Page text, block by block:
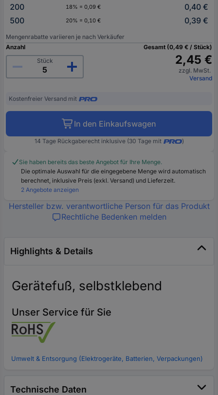
200
18% = 0,09 €
0,40 €
500
20% = 0,10 € 0,39 €
Mengenrabatte variieren je nach Verkäufer
Anzahl
Stück
Gesamt (0,49 € / Stück)
2,45 €
zzgl. MwSt.
Versand
Kostenfreier Versand mit
In den Einkaufswagen
14 Tage Rückgaberecht inklusive (30 Tage mit )
Sie haben bereits das beste Angebot für Ihre Menge.
Die optimale Auswahl für die eingegebene Menge wird automatisch
berechnet, inklusive Preis (exkl. Versand) und Lieferzeit.
2 Angebote anzeigen
Hersteller bzw. verantwortliche Person für das Produkt
Rechtliche Bedenken melden
Highlights & Details
Gerätefuß, selbstklebend
Unser Service für Sie
Umwelt & Entsorgung (Elektrogeräte, Batterien, Verpackungen)
Technische Daten